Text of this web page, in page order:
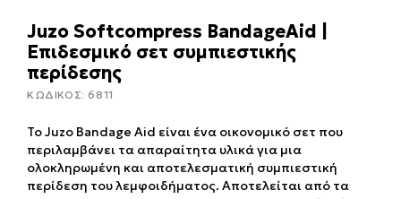
Juzo Softcompress BandageAid |
Επιδεσμικό σετ συμπιεστικής
περίδεσης
ΚΩΔΙΚΟΣ:6811
Το Juzo Bandage Aid είναι ένα οικονομικό σετ που
περιλαμβάνει τα απαραίτητα υλικά για μια
ολοκληρωμένη και αποτελεσματική συμπιεστική
περίδεση του λεμφοιδήματος. Αποτελείται από τα